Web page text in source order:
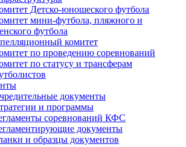
Детско-юношеского футбола
мини-футбола, пляжного и
футбола
комитет
по проведению соревнований
по статусу и трансферам
документы
и программы
соревнований КФС
документы
и образцы документов